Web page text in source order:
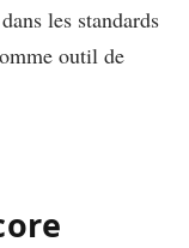
les standards
outil de